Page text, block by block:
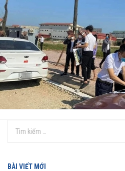
BÀI VIẾT MỚI